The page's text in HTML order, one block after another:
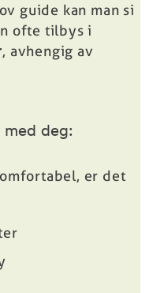
guide kan man si
ofte tilbys i
, avhengig av
med deg:
er det